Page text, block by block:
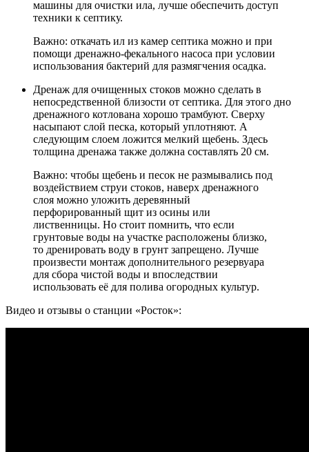
машины для очистки ила, лучше обеспечить доступ
техники к септику.
Важно: откачать ил из камер септика можно и при
помощи дренажно-фекального насоса при условии
использования бактерий для размягчения осадка.
Дренаж для очищенных стоков можно сделать в
непосредственной близости от септика. Для этого дно
дренажного котлована хорошо трамбуют. Сверху
насыпают слой песка, который уплотняют. А
следующим слоем ложится мелкий щебень. Здесь
толщина дренажа также должна составлять 20 см.
Важно: чтобы щебень и песок не размывались под
воздействием струи стоков, наверх дренажного
слоя можно уложить деревянный
перфорированный щит из осины или
лиственницы. Но стоит помнить, что если
грунтовые воды на участке расположены близко,
то дренировать воду в грунт запрещено. Лучше
произвести монтаж дополнительного резервуара
для сбора чистой воды и впоследствии
использовать её для полива огородных культур.
Видео и отзывы о станции «Росток»: